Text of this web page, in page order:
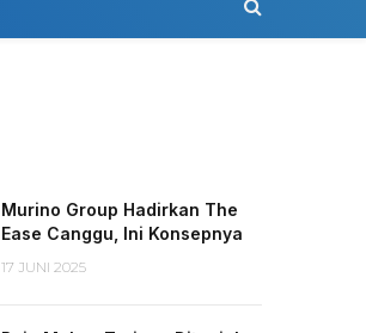
Murino Group Hadirkan The
Ease Canggu, Ini Konsepnya
17 JUNI 2025